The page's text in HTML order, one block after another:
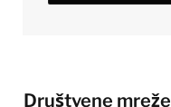
Društvene mreže